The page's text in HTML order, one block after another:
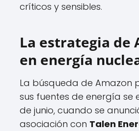
críticos y sensibles.
La estrategia de
en energía
La búsqueda de Amazon
sus fuentes de energía se
de junio, cuando se
asociación con Talen